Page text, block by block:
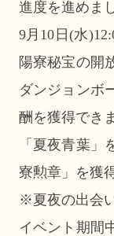
進度を進めま
9月10日(水
陽寮秘宝の開
ダンジョンボ
酬を獲得でき
「夏夜青葉
寮勲章」を獲
※夏夜の出会
イベント期間